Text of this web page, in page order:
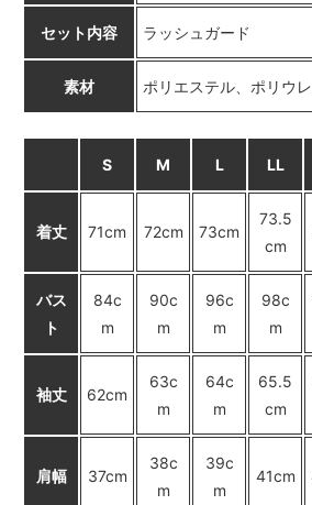
I柄〈
× 売り
A柄〈
○ 在庫
○ 在庫
SOLD
× 売り
D柄〈
SOLD
E柄〈
セット内容 ラッシュガード
素材 ポリエステル、ポリウ
S M L LL
着丈 71cm 72cm 73cm
73.5
cm
バス
ト
84c
m
90c
m
96c
m
98c
m
袖丈 62cm
63c
m
64c
m
65.5
cm
肩幅 37cm
38c
m
39c
m
41cm